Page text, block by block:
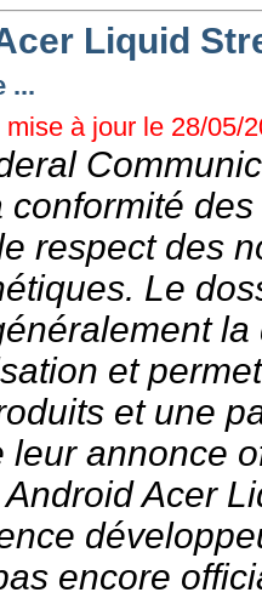
Liquid
...
à jour le 28/05/
conformité
respect des
Le
et
et une
leur annonce
Acer
encore